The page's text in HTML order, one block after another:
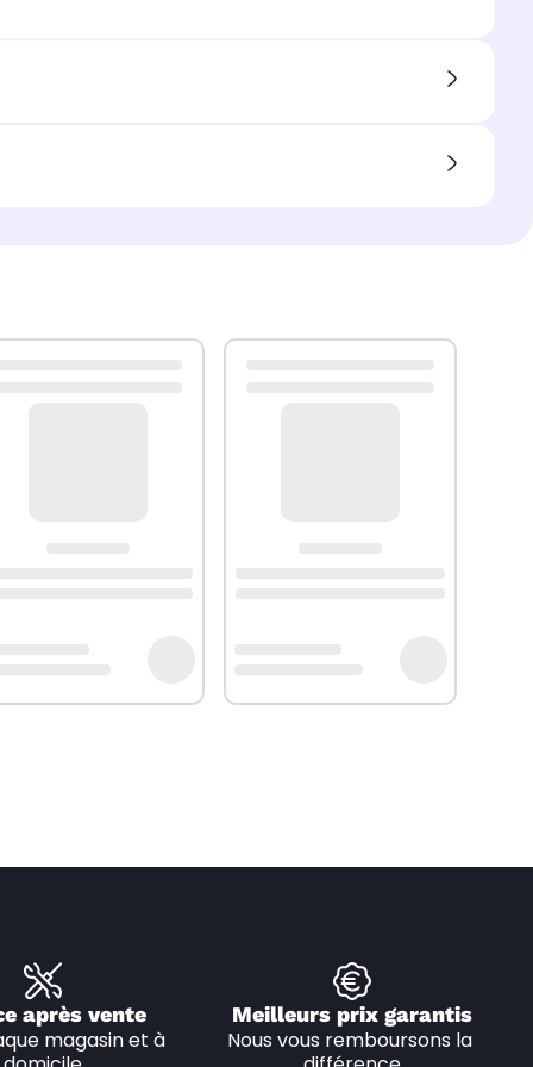
après vente
magasin et à
Meilleurs prix garantis
Nous vous remboursons la